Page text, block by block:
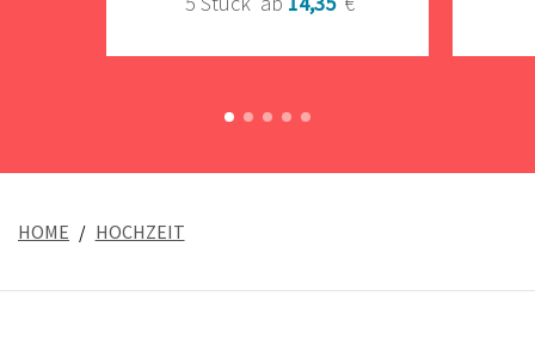
HOME HOCHZEIT